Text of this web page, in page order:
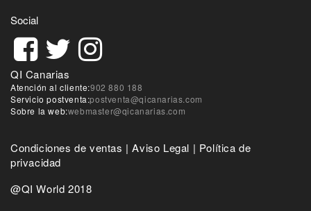
Social
QI Canarias
Atención al cliente:902 880 188
Servicio postventa:postventa@qicanarias.com
Sobre la web:webmaster@qicanarias.com
Condiciones de ventas |Aviso Legal | Política de
privacidad
@QI World 2018